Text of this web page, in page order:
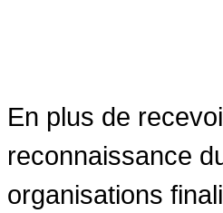
En plus de
reconnaissance
organisations